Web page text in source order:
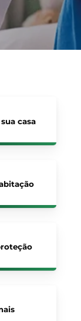
casa